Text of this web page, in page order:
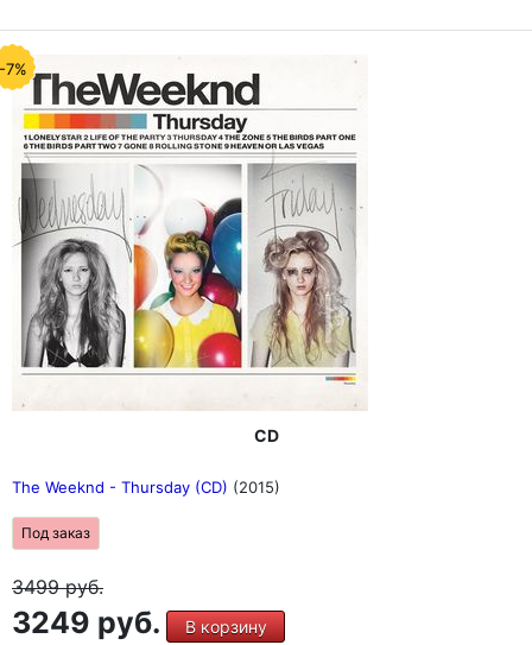
7%
CD
The Weeknd - Thursday (CD) (2015)
Под заказ
3499руб.
3249 руб. В корзину